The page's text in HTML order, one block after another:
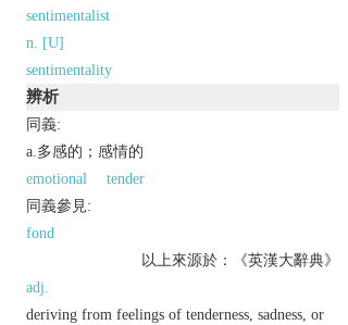
sentimentalist
n. [U]
sentimentality
辨析
同義:
a.多感的；感情的
emotional
tender
同義參見:
fond
以上來源於：《英漢大辭典》
adj.
deriving from feelings of tenderness, sadness, or